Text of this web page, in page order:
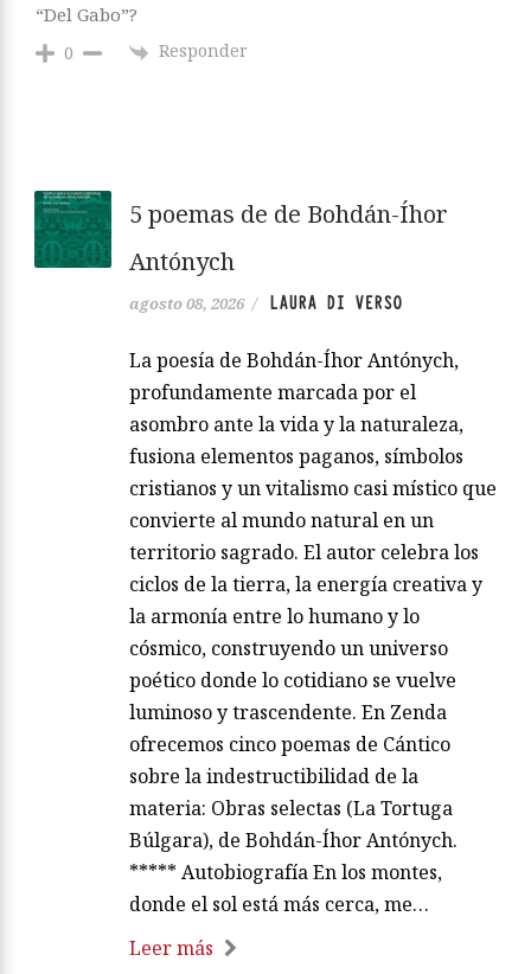
“Del Gabo”?
0 Responder
5 poemas de de Bohdán-Íhor
Antónych
agosto 08, 2026 / LAURA DI VERSO
La poesía de Bohdán-Íhor Antónych,
profundamente marcada por el
asombro ante la vida y la naturaleza,
fusiona elementos paganos, símbolos
cristianos y un vitalismo casi místico que
convierte al mundo natural en un
territorio sagrado. El autor celebra los
ciclos de la tierra, la energía creativa y
la armonía entre lo humano y lo
cósmico, construyendo un universo
poético donde lo cotidiano se vuelve
luminoso y trascendente. En Zenda
ofrecemos cinco poemas de Cántico
sobre la indestructibilidad de la
materia: Obras selectas (La Tortuga
Búlgara), de Bohdán-Íhor Antónych.
***** Autobiografía En los montes,
donde el sol está más cerca, me…
Leer más